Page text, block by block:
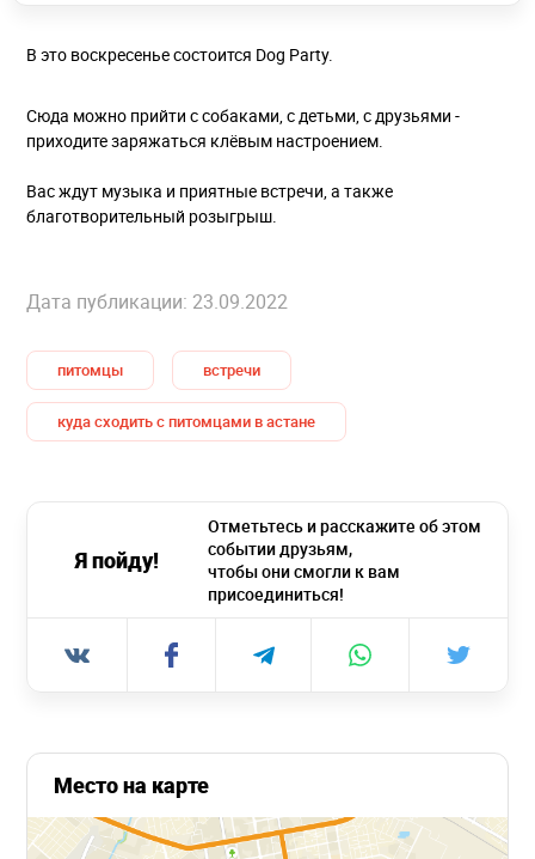
В это воскресенье состоится Dog Party.
Сюда можно прийти с собаками, с детьми, с друзьями -
приходите заряжаться клёвым настроением.
Вас ждут музыка и приятные встречи, а также
благотворительный розыгрыш.
Дата публикации: 23.09.2022
питомцы встречи
куда сходить с питомцами в астане
Я пойду!
Отметьтесь и расскажите об этом
событии друзьям,
чтобы они смогли к вам
присоединиться!
Место на карте